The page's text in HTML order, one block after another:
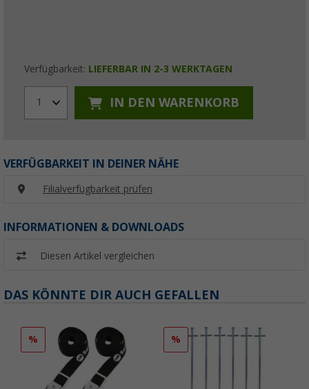
Verfügbarkeit: LIEFERBAR IN 2-3 WERKTAGEN
1 IN DEN WARENKORB
VERFÜGBARKEIT IN DEINER NÄHE
Filialverfügbarkeit prüfen
INFORMATIONEN & DOWNLOADS
Diesen Artikel vergleichen
DAS KÖNNTE DIR AUCH GEFALLEN
% %